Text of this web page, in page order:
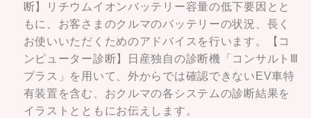
断】リチウムイオンバッテリー容量の低下要因とと
もに、お客さまのクルマのバッテリーの状況、長く
お使いいただくためのアドバイスを行います。【コ
ンピューター診断】日産独自の診断機「コンサルトⅢ
プラス」を用いて、外からでは確認できないEV車特
有装置を含む、おクルマの各システムの診断結果を
イラストとともにお伝えします。